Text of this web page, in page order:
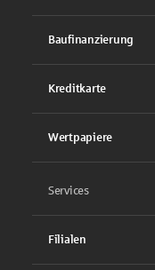
Baufinanzierung
Kreditkarte
Wertpapiere
Services
Filialen